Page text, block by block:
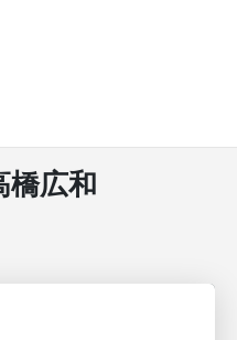
広和